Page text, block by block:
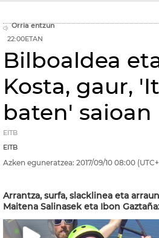
Orria entzun
22:00ETAN
Bilboaldea
Kosta, gaur,
baten' saioan
EITB
EITB
Azken eguneratzea: 2017/09/10 08:00
Arrantza, surfa, slacklinea eta
Maitena Salinasek eta Ibon